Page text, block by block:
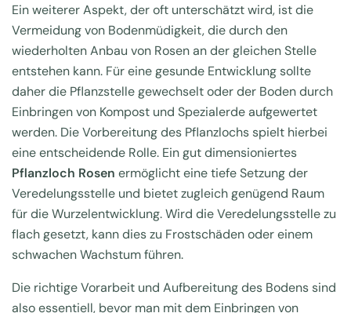
Ein weiterer Aspekt, der oft unterschätzt wird, ist die
Vermeidung von Bodenmüdigkeit, die durch den
wiederholten Anbau von Rosen an der gleichen Stelle
entstehen kann. Für eine gesunde Entwicklung sollte
daher die Pflanzstelle gewechselt oder der Boden durch
Einbringen von Kompost und Spezialerde aufgewertet
werden. Die Vorbereitung des Pflanzlochs spielt hierbei
eine entscheidende Rolle. Ein gut dimensioniertes
Pflanzloch Rosen ermöglicht eine tiefe Setzung der
Veredelungsstelle und bietet zugleich genügend Raum
für die Wurzelentwicklung. Wird die Veredelungsstelle zu
flach gesetzt, kann dies zu Frostschäden oder einem
schwachen Wachstum führen.
Die richtige Vorarbeit und Aufbereitung des Bodens sind
also essentiell, bevor man mit dem Einbringen von